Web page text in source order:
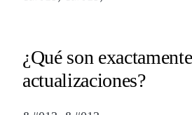
¿Qué son
actualizaciones?